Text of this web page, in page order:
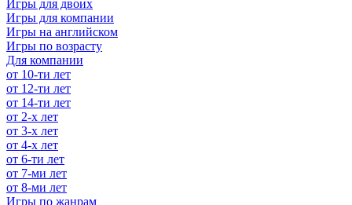
Игры для двоих
Игры для компании
Игры на английском
Игры по возрасту
Для компании
от 10-ти лет
от 12-ти лет
от 14-ти лет
от 2-х лет
от 3-х лет
от 4-х лет
от 6-ти лет
от 7-ми лет
от 8-ми лет
Игры по жанрам